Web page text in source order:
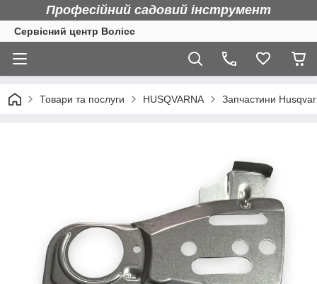
Професійний садовий інструмент
Сервісний центр Волісс
Товари та послуги HUSQVARNA Запчастини